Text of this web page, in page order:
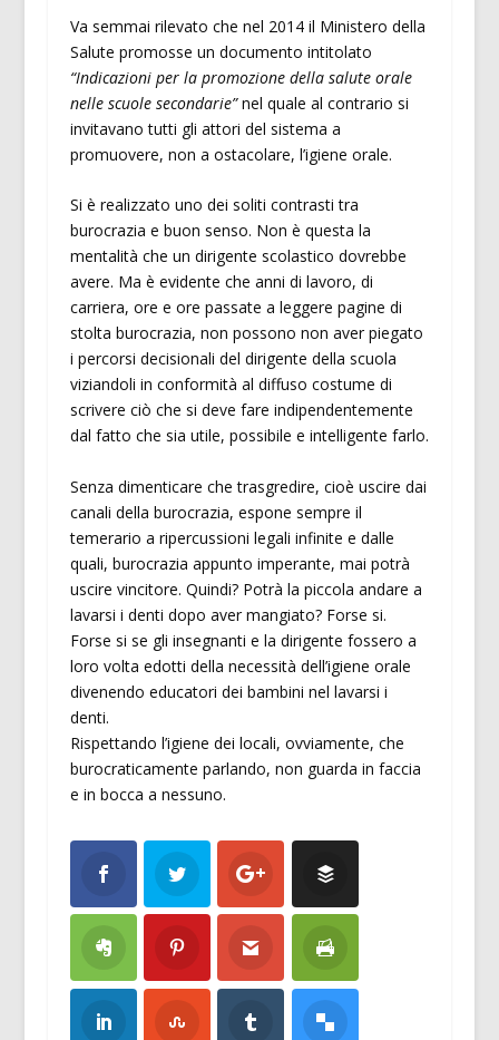
Va semmai rilevato che nel 2014 il Ministero della
Salute promosse un documento intitolato
“Indicazioni per la promozione della salute orale
nelle scuole secondarie”nel quale al contrario si
invitavano tutti gli attori del sistema a
promuovere, non a ostacolare, l’igiene orale.
Si è realizzato uno dei soliti contrasti tra
burocrazia e buon senso. Non è questa la
mentalità che un dirigente scolastico dovrebbe
avere. Ma è evidente che anni di lavoro, di
carriera, ore e ore passate a leggere pagine di
stolta burocrazia, non possono non aver piegato
i percorsi decisionali del dirigente della scuola
viziandoli in conformità al diffuso costume di
scrivere ciò che si deve fare indipendentemente
dal fatto che sia utile, possibile e intelligente farlo.
Senza dimenticare che trasgredire, cioè uscire dai
canali della burocrazia, espone sempre il
temerario a ripercussioni legali infinite e dalle
quali, burocrazia appunto imperante, mai potrà
uscire vincitore. Quindi? Potrà la piccola andare a
lavarsi i denti dopo aver mangiato? Forse si.
Forse si se gli insegnanti e la dirigente fossero a
loro volta edotti della necessità dell’igiene orale
divenendo educatori dei bambini nel lavarsi i
denti.
Rispettando l’igiene dei locali, ovviamente, che
burocraticamente parlando, non guarda in faccia
e in bocca a nessuno.